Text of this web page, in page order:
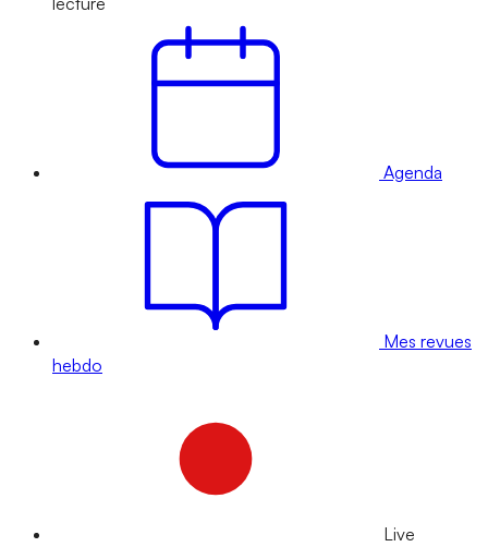
Agenda
Mes revues
hebdo
Live